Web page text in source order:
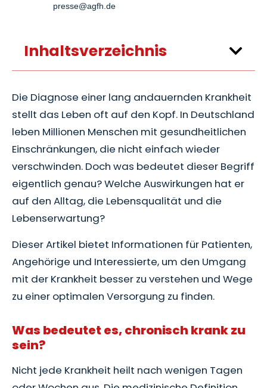
presse@agfh.de
Inhaltsverzeichnis
Die Diagnose einer lang andauernden Krankheit
stellt das Leben oft auf den Kopf. In Deutschland
leben Millionen Menschen mit gesundheitlichen
Einschränkungen, die nicht einfach wieder
verschwinden. Doch was bedeutet dieser Begriff
eigentlich genau? Welche Auswirkungen hat er
auf den Alltag, die Lebensqualität und die
Lebenserwartung?
Dieser Artikel bietet Informationen für Patienten,
Angehörige und Interessierte, um den Umgang
mit der Krankheit besser zu verstehen und Wege
zu einer optimalen Versorgung zu finden.
Was bedeutet es, chronisch krank zu
sein?
Nicht jede Krankheit heilt nach wenigen Tagen